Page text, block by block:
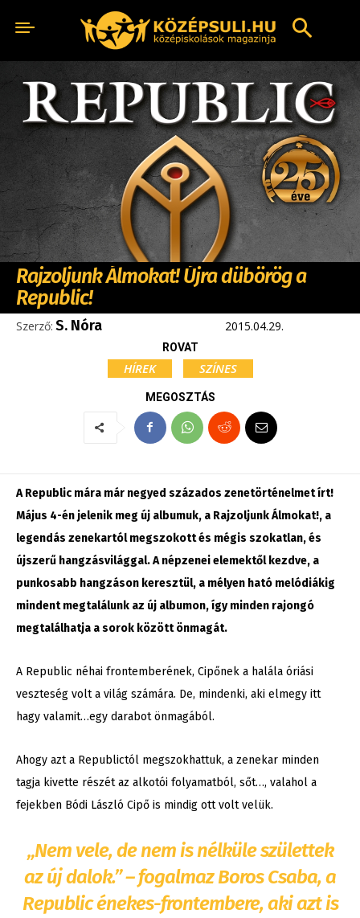
Rajzoljunk Álmokat! Újra dübörög a
Republic!
Szerző: S. Nóra 2015.04.29.
ROVAT
HÍREK SZÍNES
MEGOSZTÁS
A Republic mára már negyed százados zenetörténelmet írt!
Május 4-én jelenik meg új albumuk, a Rajzoljunk Álmokat!, a
legendás zenekartól megszokott és mégis szokatlan, és
újszerű hangzásvilággal. A népzenei elemektől kezdve, a
punkosabb hangzáson keresztül, a mélyen ható melódiákig
mindent megtalálunk az új albumon, így minden rajongó
megtalálhatja a sorok között önmagát.
A Republic néhai frontemberének, Cipőnek a halála óriási
veszteség volt a világ számára. De, mindenki, aki elmegy itt
hagy valamit…egy darabot önmagából.
Ahogy azt a Republictól megszokhattuk, a zenekar minden
tagja kivette részét az alkotói folyamatból, sőt…, valahol a
fejekben Bódi László Cipő is mindig ott volt velük.
„Nem vele, de nem is nélküle születtek
az új dalok.” – fogalmaz Boros Csaba, a
Republic énekes-frontembere, aki azt is